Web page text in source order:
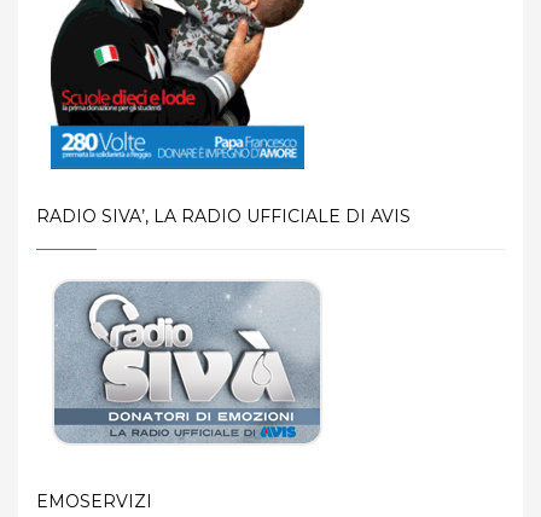
RADIO SIVA’, LA RADIO UFFICIALE DI AVIS
EMOSERVIZI